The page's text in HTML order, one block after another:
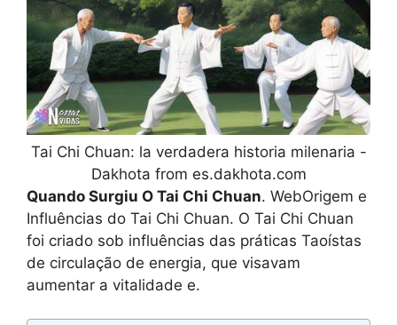
Tai Chi Chuan: la verdadera historia milenaria -
Dakhota from es.dakhota.com
Quando Surgiu O Tai Chi Chuan. WebOrigem e
Influências do Tai Chi Chuan. O Tai Chi Chuan
foi criado sob influências das práticas Taoístas
de circulação de energia, que visavam
aumentar a vitalidade e.